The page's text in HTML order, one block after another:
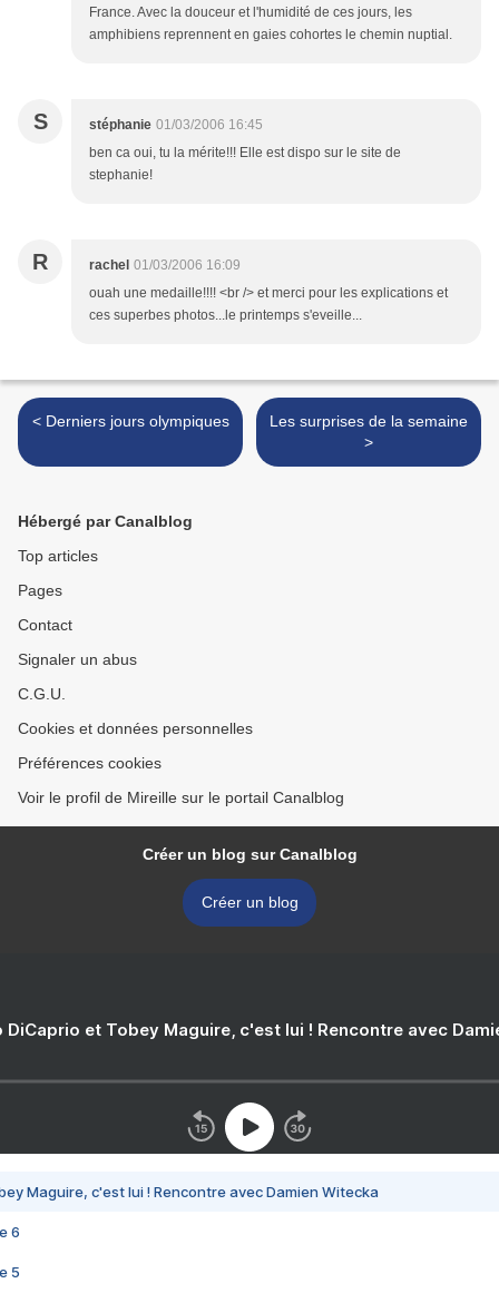
France. Avec la douceur et l'humidité de ces jours, les
amphibiens reprennent en gaies cohortes le chemin nuptial.
S stéphanie 01/03/2006 16:45
ben ca oui, tu la mérite!!! Elle est dispo sur le site de
stephanie!
R rachel 01/03/2006 16:09
ouah une medaille!!!! <br /> et merci pour les explications et
ces superbes photos...le printemps s'eveille...
< Derniers jours olympiques
Les surprises de la semaine
>
Hébergé par Canalblog
Top articles
Pages
Contact
Signaler un abus
C.G.U.
Cookies et données personnelles
Préférences cookies
Voir le profil de Mireille sur le portail Canalblog
Créer un blog sur Canalblog
Créer un blog
DiCaprio et Tobey Maguire, c'est lui ! Rencontre avec
Maguire, c'est lui ! Rencontre avec Damien Witecka
6
5